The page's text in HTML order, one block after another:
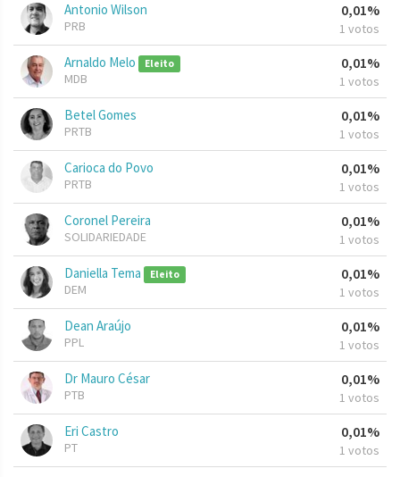
Antonio Wilson
PRB
0,01%
1 votos
Arnaldo Melo Eleito
MDB
0,01%
1 votos
Betel Gomes
PRTB
0,01%
1 votos
Carioca do Povo
PRTB
0,01%
1 votos
Coronel Pereira
SOLIDARIEDADE
0,01%
1 votos
Daniella Tema Eleito
DEM
0,01%
1 votos
Dean Araújo
PPL
0,01%
1 votos
Dr Mauro César
PTB
0,01%
1 votos
Eri Castro
PT
0,01%
1 votos